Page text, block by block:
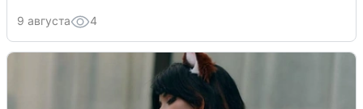
9 августа 4